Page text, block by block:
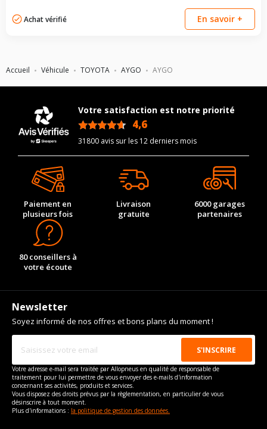
Accueil Véhicule TOYOTA AYGO AYGO
Achat vérifié En savoir +
Votre satisfaction est notre priorité
4,6
31800 avis sur les 12 derniers mois
Paiement en
plusieurs fois
Livraison
gratuite
6000 garages
partenaires
80 conseillers à
votre écoute
Newsletter
Soyez informé de nos offres et bons plans du moment !
Votre adresse e-mail sera traitée par Allopneus en qualité de responsable de
traitement pour lui permettre de vous envoyer des e-mails d'information
concernant ses activités, produits et services.
Vous disposez des droits prévus par la règlementation, en particulier de vous
désinscrire à tout moment.
Plus d'informations : la politique de gestion des données.